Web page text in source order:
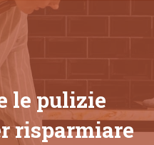
le pulizie
risparmiare